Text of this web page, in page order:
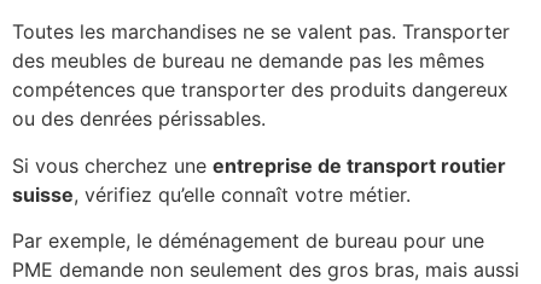
Toutes les marchandises ne se valent pas. Transporter
des meubles de bureau ne demande pas les mêmes
compétences que transporter des produits dangereux
ou des denrées périssables.
Si vous cherchez une entreprise de transport routier
suisse, vérifiez qu’elle connaît votre métier.
Par exemple, le déménagement de bureau pour une
PME demande non seulement des gros bras, mais aussi